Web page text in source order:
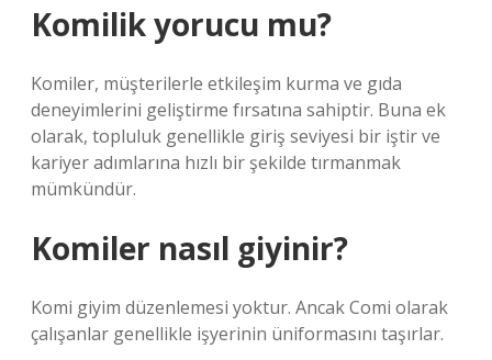
Komilik yorucu mu?
Komiler, müşterilerle etkileşim kurma ve gıda
deneyimlerini geliştirme fırsatına sahiptir. Buna ek
olarak, topluluk genellikle giriş seviyesi bir iştir ve
kariyer adımlarına hızlı bir şekilde tırmanmak
mümkündür.
Komiler nasıl giyinir?
Komi giyim düzenlemesi yoktur. Ancak Comi olarak
çalışanlar genellikle işyerinin üniformasını taşırlar.